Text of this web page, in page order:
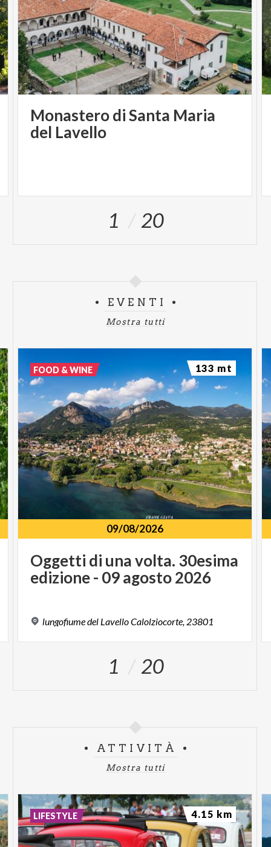
Monastero di Santa Maria
del Lavello
1 20
EVENTI
Mostra tutti
09/08/2026
Oggetti di unavolta. 30esima
edizione- 09agosto2026
lungofiumedel LavelloCalolziocorte, 23801
FOOD & WINE 133 mt
1 20
ATTIVITÀ
Mostra tutti
LIFESTYLE 4.15 km